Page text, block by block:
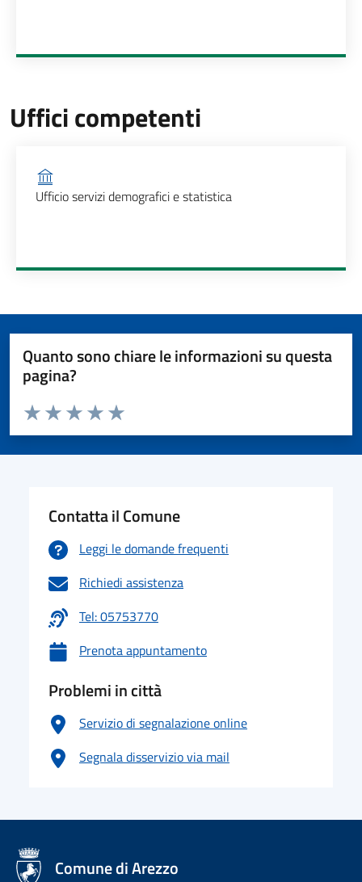
Uffici competenti
Ufficio competente
Ufficio servizi demografici e statistica
Quanto sono chiare le informazioni su questa
pagina?
Valuta da 1 a 5 stelle la pagina
Valuta 5 stelle su 5
Valuta 4 stelle su 5
Valuta 3 stelle su 5
Valuta 2 stelle su 5
Valuta 1 stelle su 5
Contatta il Comune
Leggi le domande frequenti
Richiedi assistenza
Tel: 05753770
Prenota appuntamento
Problemi in città
Servizio di segnalazione online
Segnala disservizio via mail
logo Unione Europea
Comune di Arezzo